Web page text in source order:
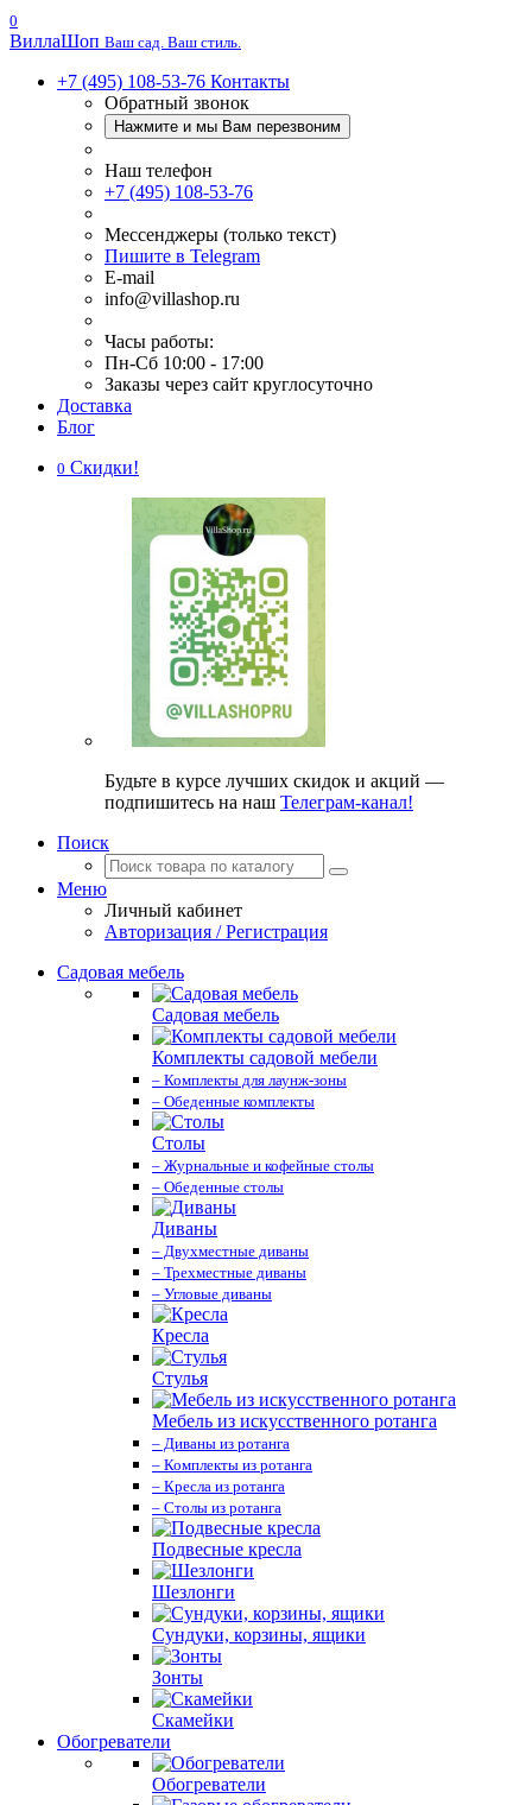
0
ВиллаШоп Ваш сад. Ваш стиль.
+7 (495) 108-53-76 Контакты
Обратный звонок
Нажмите и мы Вам перезвоним
Наш телефон
+7 (495) 108-53-76
Мессенджеры (только текст)
Пишите в Telegram
E-mail
info@villashop.ru
Часы работы:
Пн-Сб 10:00 - 17:00
Заказы через сайт круглосуточно
Доставка
Блог
0 Скидки!
Будьте в курсе лучших скидок и акций —
подпишитесь на наш Телеграм-канал!
Поиск
Меню
Личный кабинет
Авторизация / Регистрация
Садовая мебель
Садовая мебель
Комплекты садовой мебели
– Комплекты для лаунж-зоны
– Обеденные комплекты
Столы
– Журнальные и кофейные столы
– Обеденные столы
Диваны
– Двухместные диваны
– Трехместные диваны
– Угловые диваны
Кресла
Стулья
Мебель из искусственного ротанга
– Диваны из ротанга
– Комплекты из ротанга
– Кресла из ротанга
– Столы из ротанга
Подвесные кресла
Шезлонги
Сундуки, корзины, ящики
Зонты
Скамейки
Обогреватели
Обогреватели